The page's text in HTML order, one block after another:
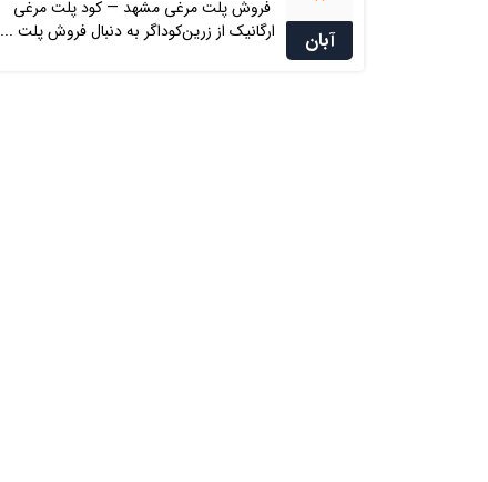
آبان
فروش پلت مرغی مشهد — کود پلت مرغی
ارگانیک از زرین‌کوداگر به دنبال فروش پلت ...